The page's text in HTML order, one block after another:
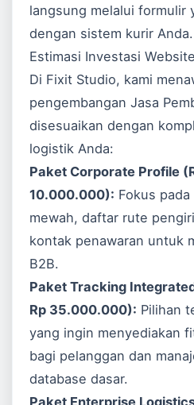
langsung melalui formulir
dengan sistem kurir Anda.
Estimasi Investasi
Di Fixit Studio, kami
pengembanganJasa
disesuaikan dengan
logistik Anda:
Paket Corporate Profile
10.000.000): Fokus
mewah, daftar rute
kontak penawaran untuk
B2B.
Paket Tracking
Rp 35.000.000): Pilihan
yang ingin menyediakan
bagi pelanggan dan
database dasar.